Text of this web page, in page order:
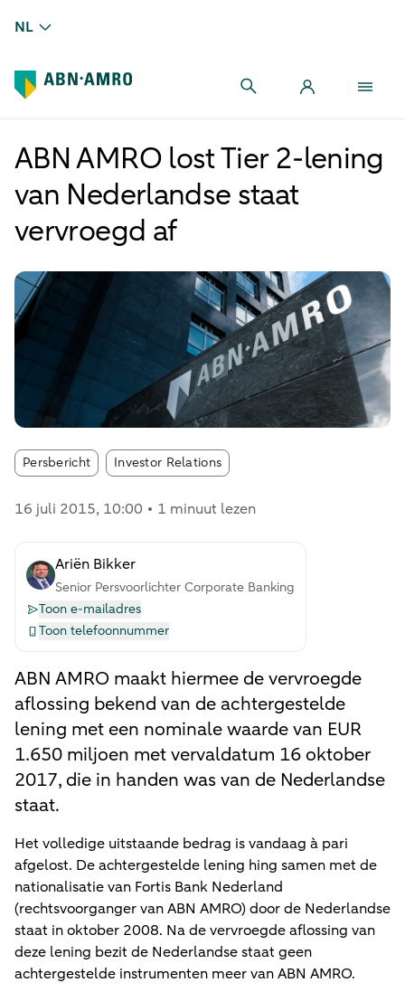
NL
ABN AMRO lost Tier 2-lening
van Nederlandse staat
vervroegd af
Persbericht Article tags:
Investor Relations
16 juli 2015, 10:00 1 minuut lezen
Ariën Bikker
Senior Persvoorlichter Corporate Banking
Toon e-mailadres
Toon telefoonnummer
ABN AMRO maakt hiermee de vervroegde
aflossing bekend van de achtergestelde
lening met een nominale waarde van EUR
1.650 miljoen met vervaldatum 16 oktober
2017, die in handen was van de Nederlandse
staat.
Het volledige uitstaande bedrag is vandaag à pari
afgelost. De achtergestelde lening hing samen met de
nationalisatie van Fortis Bank Nederland
(rechtsvoorganger van ABN AMRO) door de Nederlandse
staat in oktober 2008. Na de vervroegde aflossing van
deze lening bezit de Nederlandse staat geen
achtergestelde instrumenten meer van ABN AMRO.